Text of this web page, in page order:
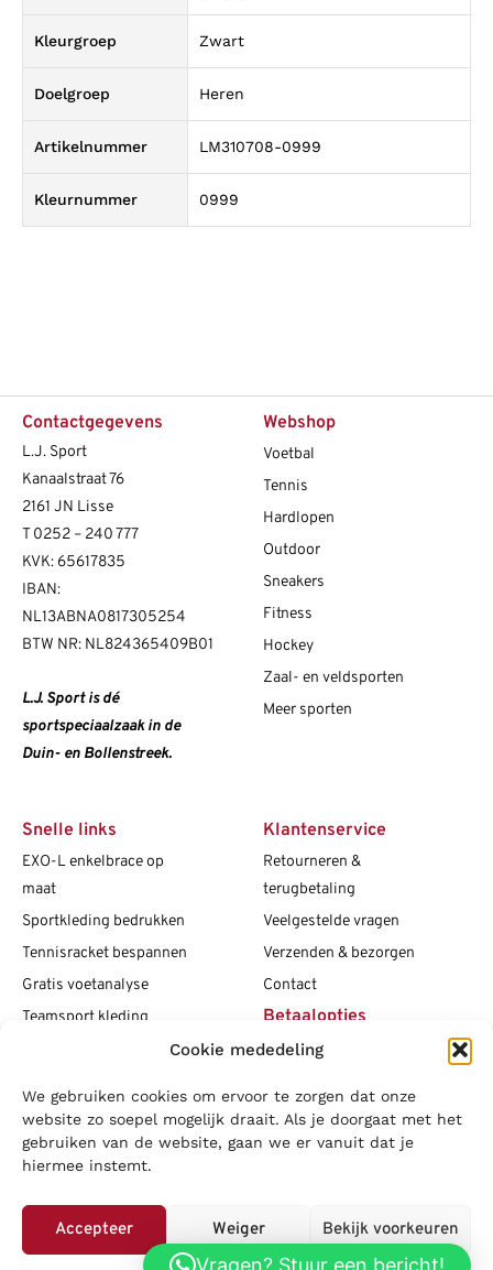
Cookie mededeling
We gebruiken cookies om ervoor te zorgen dat onze
website zo soepel mogelijk draait. Als je doorgaat met het
gebruiken van de website, gaan we er vanuit dat je
hiermee instemt.
Accepteer Weiger Bekijk voorkeuren
Kleurgroep Zwart
Doelgroep Heren
Artikelnummer LM310708-0999
Kleurnummer 0999
Contactgegevens
L.J. Sport
Kanaalstraat 76
2161 JN Lisse
T0252 – 240 777
KVK: 65617835
IBAN:
NL13ABNA0817305254
BTW NR: NL824365409B01
L.J. Sport is dé
sportspeciaalzaak in de
Duin- en Bollenstreek.
Webshop
Voetbal
Tennis
Hardlopen
Outdoor
Sneakers
Fitness
Hockey
Zaal- en veldsporten
Meer sporten
Snelle links
EXO-L enkelbrace op
maat
Sportkleding bedrukken
Tennisracket bespannen
Gratis voetanalyse
Teamsport kleding
Vacatures
Blogs
Klantenservice
Retourneren &
terugbetaling
Veelgestelde vragen
Verzenden & bezorgen
Contact
Betaalopties
Social media
LOWA|Adidas| Mizuno| Nike|Speedo|Asics |Babolat|Falke |
Vragen? Stuur een bericht!